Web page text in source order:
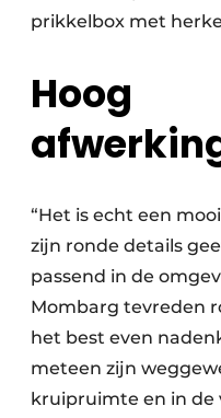
prikkelbox met
Hoog
“Het is echt een
zijn ronde details
passend in de
Mombarg tevreden
het best even
meteen zijn
kruipruimte en in de